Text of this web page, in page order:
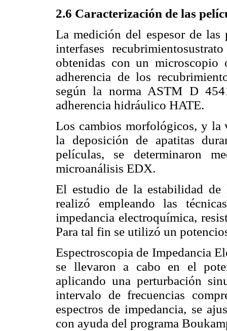
2.6 Caracterización de las
La medición del espesor de
interfases
obtenidas con un
adherencia de los
según la norma ASTM D
adherencia hidráulico HATE.
Los cambios morfológicos, y la
la deposición de apatitas
películas, se determinaron
microanálisis EDX.
El estudio de la estabilidad
realizó empleando las
impedancia electroquímica,
Para tal fin se utilizó un
Espectroscopia de Impedancia
se llevaron a cabo en el
aplicando una perturbación
intervalo de frecuencias
espectros de impedancia, se
con ayuda del programa